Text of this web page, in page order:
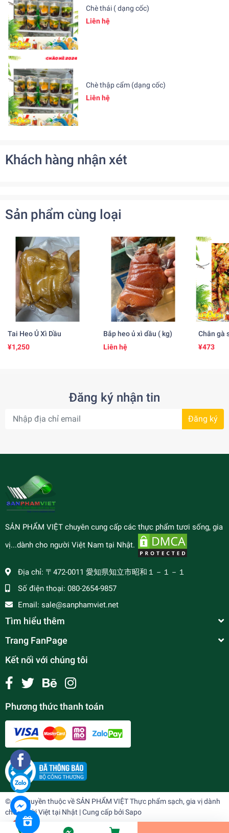
Chè thái ( dạng cốc)
Liên hệ
Chè thập cẩm (dạng cốc)
Liên hệ
Khách hàng nhận xét
Sản phẩm cùng loại
Tai Heo Ủ Xì Dầu
¥1,250
Bắp heo ủ xì dầu ( kg)
Liên hệ
Chân gà
¥473
Đăng ký nhận tin
Đăng ký
SẢN PHẨM VIỆT chuyên cung cấp các thực phẩm tươi sống, gia
vị...dành cho người Việt Nam tại Nhật.
Địa chỉ: 〒472-0011 愛知県知立市昭和１－１－１
Số điện thoại: 080-2654-9857
Email: sale@sanphamviet.net
Tìm hiểu thêm
Trang FanPage
Kết nối với chúng tôi
Phương thức thanh toán
© Bản quyền thuộc vềSẢN PHẨM VIỆT Thực phẩm sạch, gia vị dành
cho người Việt tại Nhật | Cung cấp bởiSapo
¥620
undefined
Tiến Hành Thanh Toán